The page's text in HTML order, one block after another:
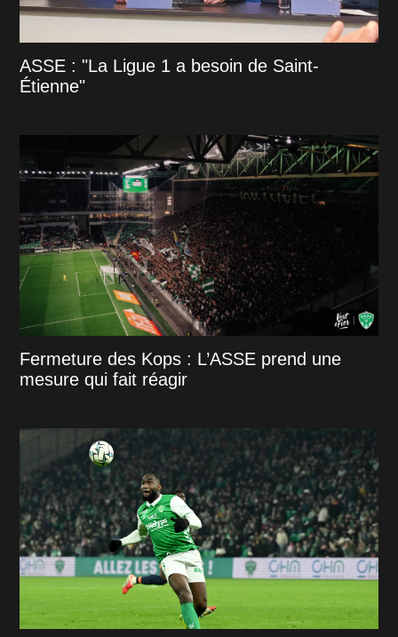
ASSE : "La Ligue 1 a besoin de Saint-
Étienne"
Fermeture des Kops : L’ASSE prend une
mesure qui fait réagir